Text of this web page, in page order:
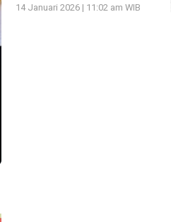
14 Januari 2026 | 11:02 am WIB